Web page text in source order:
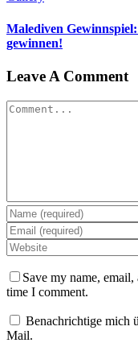
Malediven
gewinnen!
Leave A Comment
Comment
Save my name,
time I comment.
Benachrichtige mich
Mail.